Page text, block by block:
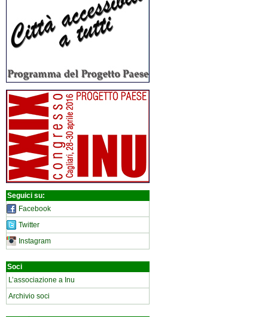
Seguici su:
Facebook
Twitter
Instagram
Soci
L’associazione a Inu
Archivio soci